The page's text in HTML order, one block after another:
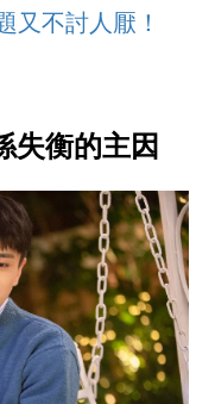
又不討人厭！
失衡的主因